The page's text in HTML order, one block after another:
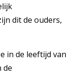
dit de ouders,
in de leeftijd van
de